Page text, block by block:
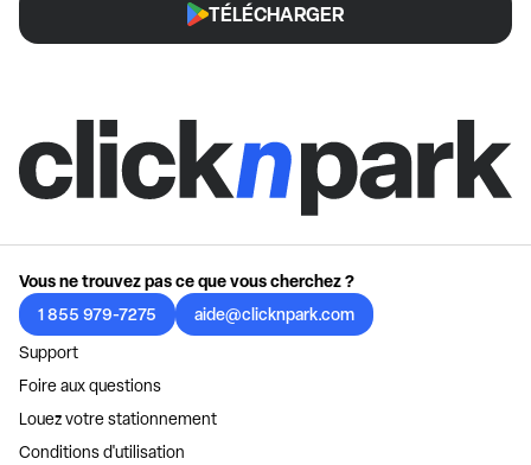
TÉLÉCHARGER
Vous ne trouvez pas ce que vous cherchez ?
1 855 979-7275
aide@clicknpark.com
Support
Foire aux questions
Louez votre stationnement
Conditions d'utilisation